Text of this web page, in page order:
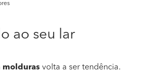
ao seu lar
molduras volta a ser tendência.